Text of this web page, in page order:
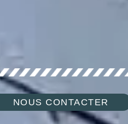
NOUS CONTACTER